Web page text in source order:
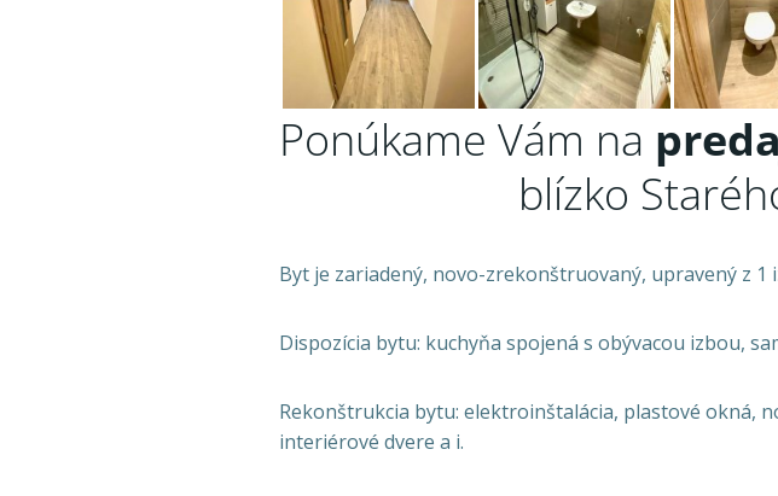
Ponúkame Vám na
blízko
Byt je zariadený, novo-zrekonštruovaný, upravený z 1
Dispozícia bytu: kuchyňa spojená s obývacou izbou,
Rekonštrukcia bytu: elektroinštalácia, plastové okná,
interiérové dvere a i.